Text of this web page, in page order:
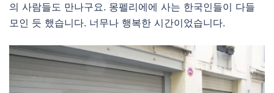
의 사람들도 만나구요. 몽펠리에에 사는 한국인들이 다들
모인 듯 했습니다. 너무나 행복한 시간이었습니다.